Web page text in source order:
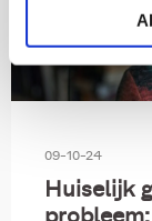
09-10-24
Huiselijk